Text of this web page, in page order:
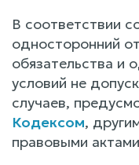
В соответствии
односторонний
обязательства и
условий не
случаев,
Кодексом,
правовыми